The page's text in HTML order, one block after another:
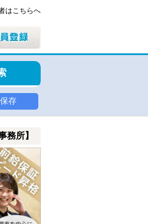
はこちらへ
存
務所】